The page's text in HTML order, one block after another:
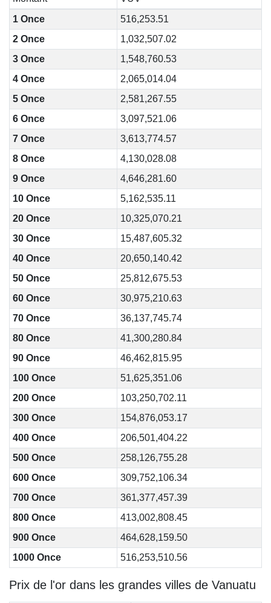
1 Once
516,253.51
2 Once
1,032,507.02
3 Once
1,548,760.53
4 Once
2,065,014.04
5 Once
2,581,267.55
6 Once
3,097,521.06
7 Once
3,613,774.57
8 Once
4,130,028.08
9 Once
4,646,281.60
10 Once
5,162,535.11
20 Once
10,325,070.21
30 Once
15,487,605.32
40 Once
20,650,140.42
50 Once
25,812,675.53
60 Once
30,975,210.63
70 Once
36,137,745.74
80 Once
41,300,280.84
90 Once
46,462,815.95
100 Once
51,625,351.06
200 Once
103,250,702.11
300 Once
154,876,053.17
400 Once
206,501,404.22
500 Once
258,126,755.28
600 Once
309,752,106.34
700 Once
361,377,457.39
800 Once
413,002,808.45
900 Once
464,628,159.50
1000 Once
516,253,510.56
Prix de l'or dans les grandes villes de Vanuatu